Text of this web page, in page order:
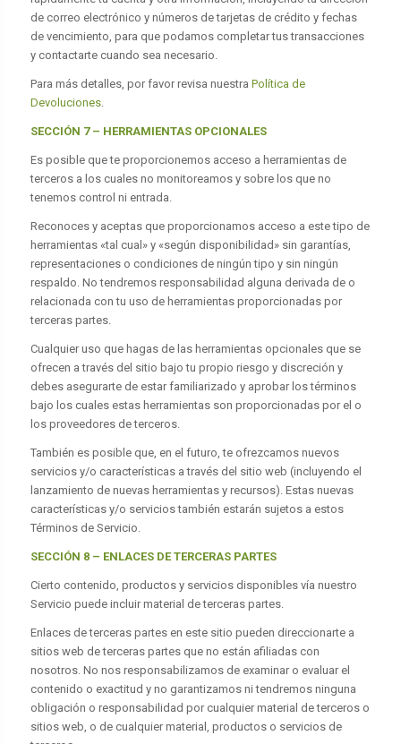
de correo electrónico y números de tarjetas de crédito y fechas
de vencimiento, para que podamos completar tus transacciones
y contactarte cuando sea necesario.
Para más detalles, por favor revisa nuestra Política de
Devoluciones.
SECCIÓN 7 – HERRAMIENTAS OPCIONALES
Es posible que te proporcionemos acceso a herramientas de
terceros a los cuales no monitoreamos y sobre los que no
tenemos control ni entrada.
Reconoces y aceptas que proporcionamos acceso a este tipo de
herramientas «tal cual» y «según disponibilidad» sin garantías,
representaciones o condiciones de ningún tipo y sin ningún
respaldo. No tendremos responsabilidad alguna derivada de o
relacionada con tu uso de herramientas proporcionadas por
terceras partes.
Cualquier uso que hagas de las herramientas opcionales que se
ofrecen a través del sitio bajo tu propio riesgo y discreción y
debes asegurarte de estar familiarizado y aprobar los términos
bajo los cuales estas herramientas son proporcionadas por el o
los proveedores de terceros.
También es posible que, en el futuro, te ofrezcamos nuevos
servicios y/o características a través del sitio web (incluyendo el
lanzamiento de nuevas herramientas y recursos). Estas nuevas
características y/o servicios también estarán sujetos a estos
Términos de Servicio.
SECCIÓN 8 – ENLACES DE TERCERAS PARTES
Cierto contenido, productos y servicios disponibles vía nuestro
Servicio puede incluir material de terceras partes.
Enlaces de terceras partes en este sitio pueden direccionarte a
sitios web de terceras partes que no están afiliadas con
nosotros. No nos responsabilizamos de examinar o evaluar el
contenido o exactitud y no garantizamos ni tendremos ninguna
obligación o responsabilidad por cualquier material de terceros o
sitios web, o de cualquier material, productos o servicios de